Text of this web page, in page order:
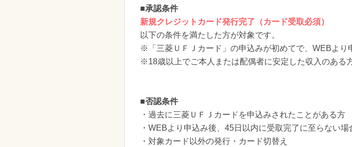
■承認条件
新規クレジットカード発行完了（カード受取必須）
以下の条件を満たした方が対象です。
※「三菱ＵＦＪカード」の申込みが初めてで、WEBより
※18歳以上でご本人または配偶者に安定した収入のある
■否認条件
・過去に三菱ＵＦＪカードを申込みされたことがある方
・WEBより申込み後、45日以内に受取完了に至らない場
・対象カード以外の発行・カード切替え